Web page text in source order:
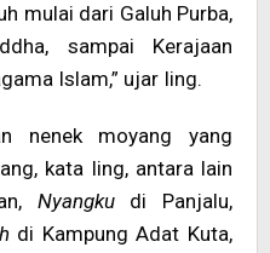
mulai dari Galuh Purba,
sampai Kerajaan
Islam,” ujar Iing.
nenek moyang yang
kata Iing, antara lain
Nyangkudi Panjalu,
di Kampung Adat Kuta,